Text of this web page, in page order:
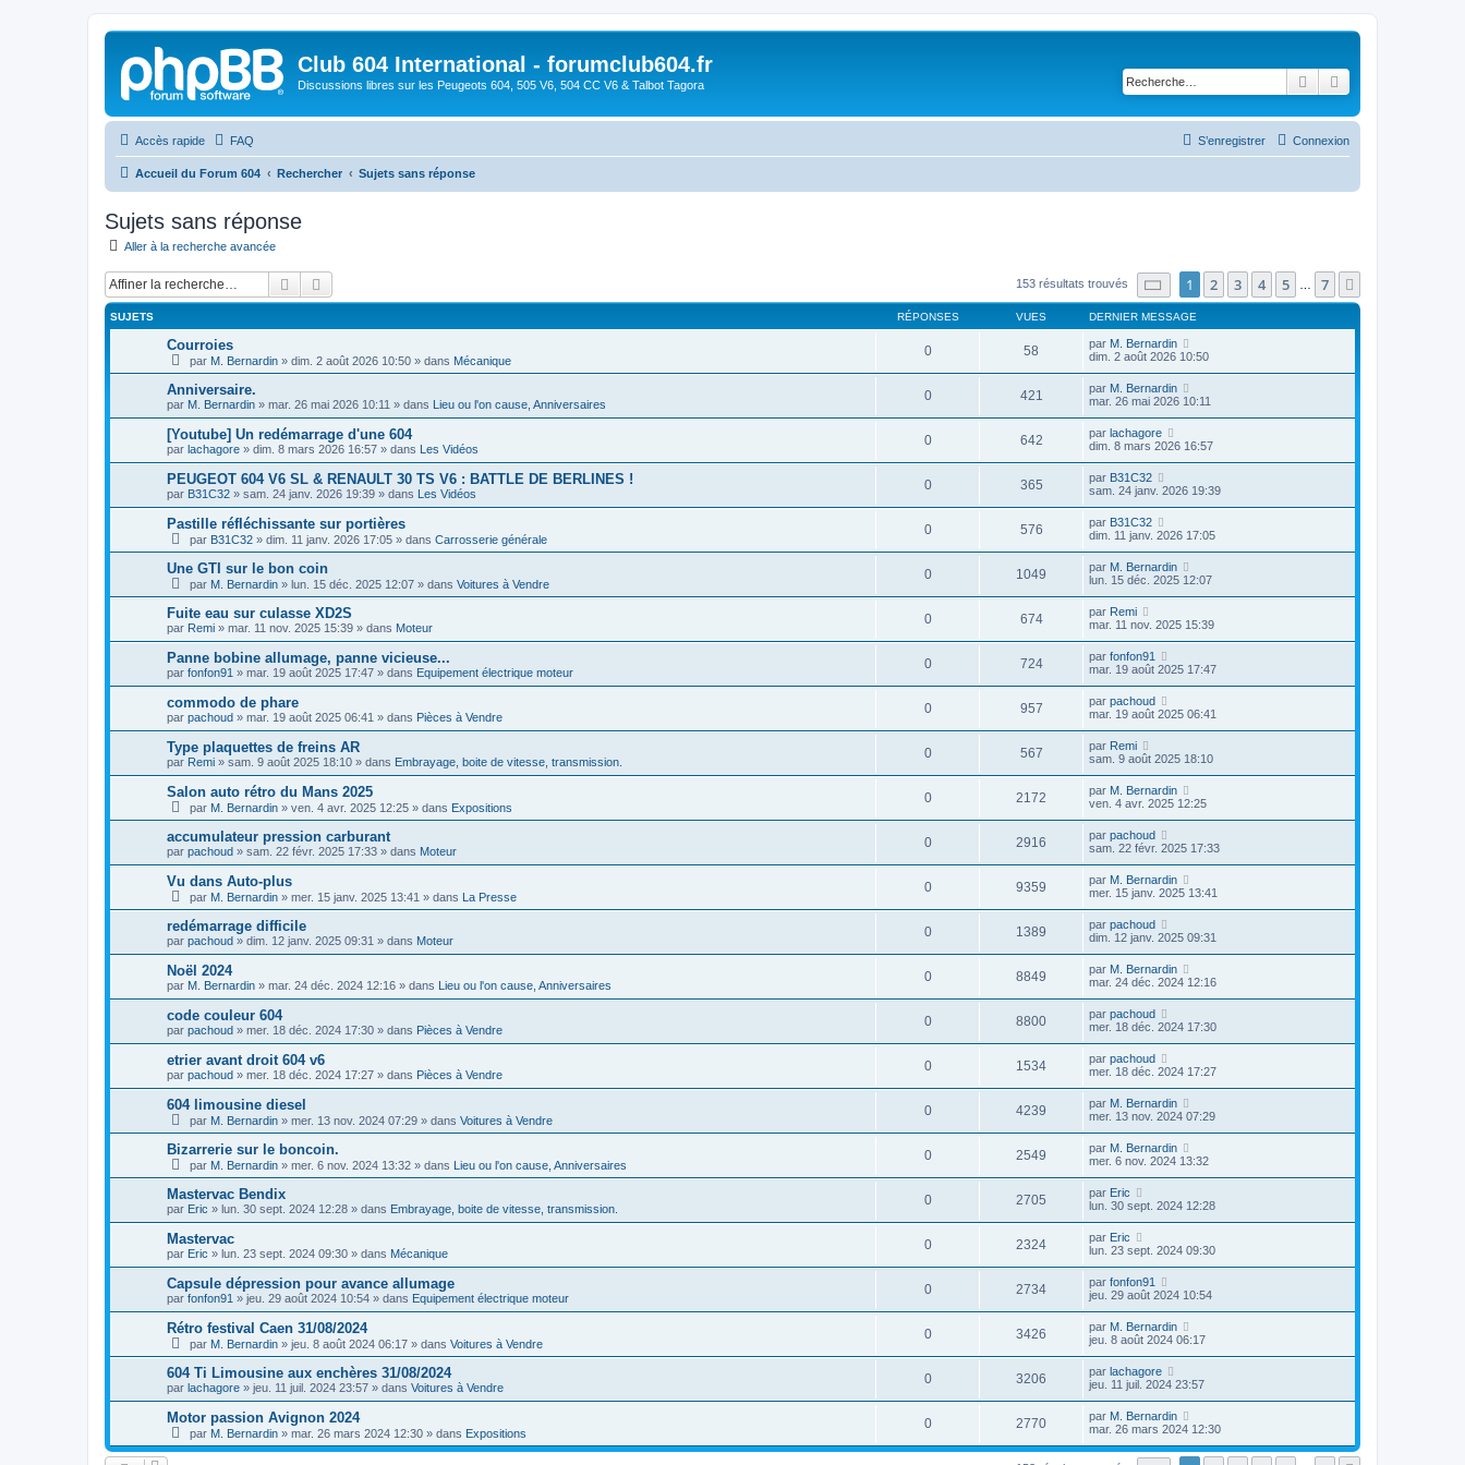
Club 604 International - forumclub604.fr
Discussions libres sur les Peugeots 604, 505 V6, 504 CC V6 & Talbot Tagora Rechercher
Accès rapide FAQ Connexion
S’enregistrer
Accueil du Forum 604 Rechercher Sujets sans réponse
Sujets sans réponse
Aller à la recherche avancée
Rechercher 153 résultats trouvés Page sur7
1 2 3 4 5 7
SUJETS RÉPONSES VUES DERNIER MESSAGE
Courroies
par M. Bernardin » dim. 2 août 2026 10:50 » dans Mécanique
0 58 par M. Bernardin
dim. 2 août 2026 10:50
Anniversaire.
par M. Bernardin » mar. 26 mai 2026 10:11 » dans Lieu ou l'on cause, Anniversaires
0 421 par M. Bernardin
mar. 26 mai 2026 10:11
[Youtube] Un redémarrage d'une 604
par lachagore » dim. 8 mars 2026 16:57 » dans Les Vidéos
0 642 par lachagore
dim. 8 mars 2026 16:57
PEUGEOT 604 V6 SL & RENAULT 30 TS V6 : BATTLE DE BERLINES !
par B31C32 » sam. 24 janv. 2026 19:39 » dans Les Vidéos
0 365 par B31C32
sam. 24 janv. 2026 19:39
Pastille réfléchissante sur portières
par B31C32 » dim. 11 janv. 2026 17:05 » dans Carrosserie générale
0 576 par B31C32
dim. 11 janv. 2026 17:05
Une GTI sur le bon coin
par M. Bernardin » lun. 15 déc. 2025 12:07 » dans Voitures à Vendre
0 1049 par M. Bernardin
lun. 15 déc. 2025 12:07
Fuite eau sur culasse XD2S
par Remi » mar. 11 nov. 2025 15:39 » dans Moteur
0 674 par Remi
mar. 11 nov. 2025 15:39
Panne bobine allumage, panne vicieuse...
par fonfon91 » mar. 19 août 2025 17:47 » dans Equipement électrique moteur
0 724 par fonfon91
mar. 19 août 2025 17:47
commodo de phare
par pachoud » mar. 19 août 2025 06:41 » dans Pièces à Vendre
0 957 par pachoud
mar. 19 août 2025 06:41
Type plaquettes de freins AR
par Remi » sam. 9 août 2025 18:10 » dans Embrayage, boite de vitesse, transmission.
0 567 par Remi
sam. 9 août 2025 18:10
Salon auto rétro du Mans 2025
par M. Bernardin » ven. 4 avr. 2025 12:25 » dans Expositions
0 2172 par M. Bernardin
ven. 4 avr. 2025 12:25
accumulateur pression carburant
par pachoud » sam. 22 févr. 2025 17:33 » dans Moteur
0 2916 par pachoud
sam. 22 févr. 2025 17:33
Vu dans Auto-plus
par M. Bernardin » mer. 15 janv. 2025 13:41 » dans La Presse
0 9359 par M. Bernardin
mer. 15 janv. 2025 13:41
redémarrage difficile
par pachoud » dim. 12 janv. 2025 09:31 » dans Moteur
0 1389 par pachoud
dim. 12 janv. 2025 09:31
Noël 2024
par M. Bernardin » mar. 24 déc. 2024 12:16 » dans Lieu ou l'on cause, Anniversaires
0 8849 par M. Bernardin
mar. 24 déc. 2024 12:16
code couleur 604
par pachoud » mer. 18 déc. 2024 17:30 » dans Pièces à Vendre
0 8800 par pachoud
mer. 18 déc. 2024 17:30
etrier avant droit 604 v6
par pachoud » mer. 18 déc. 2024 17:27 » dans Pièces à Vendre
0 1534 par pachoud
mer. 18 déc. 2024 17:27
604 limousine diesel
par M. Bernardin » mer. 13 nov. 2024 07:29 » dans Voitures à Vendre
0 4239 par M. Bernardin
mer. 13 nov. 2024 07:29
Bizarrerie sur le boncoin.
par M. Bernardin » mer. 6 nov. 2024 13:32 » dans Lieu ou l'on cause, Anniversaires
0 2549 par M. Bernardin
mer. 6 nov. 2024 13:32
Mastervac Bendix
par Eric » lun. 30 sept. 2024 12:28 » dans Embrayage, boite de vitesse, transmission.
0 2705 par Eric
lun. 30 sept. 2024 12:28
Mastervac
par Eric » lun. 23 sept. 2024 09:30 » dans Mécanique
0 2324 par Eric
lun. 23 sept. 2024 09:30
Capsule dépression pour avance allumage
par fonfon91 » jeu. 29 août 2024 10:54 » dans Equipement électrique moteur
0 2734 par fonfon91
jeu. 29 août 2024 10:54
Rétro festival Caen 31/08/2024
par M. Bernardin » jeu. 8 août 2024 06:17 » dans Voitures à Vendre
0 3426 par M. Bernardin
jeu. 8 août 2024 06:17
604 Ti Limousine aux enchères 31/08/2024
par lachagore » jeu. 11 juil. 2024 23:57 » dans Voitures à Vendre
0 3206 par lachagore
jeu. 11 juil. 2024 23:57
Motor passion Avignon 2024
par M. Bernardin » mar. 26 mars 2024 12:30 » dans Expositions
0 2770 par M. Bernardin
mar. 26 mars 2024 12:30